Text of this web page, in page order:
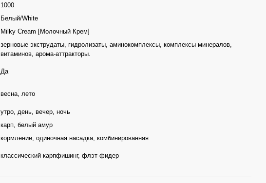
1000
Белый/White
Milky Cream [Молочный Крем]
зерновые экструдаты, гидролизаты, аминокомплексы, комплексы минералов,
витаминов, арома-аттракторы.
Да
весна, лето
утро, день, вечер, ночь
карп, белый амур
кормление, одиночная насадка, комбинированная
классический карпфишинг, флэт-фидер